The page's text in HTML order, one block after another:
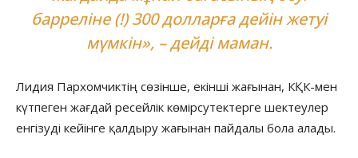
барреліне (!) 300 долларға дейін жетуі
мүмкін», – дейді маман.
Лидия Пархомчиктің сөзінше, екінші жағынан, КҚК-мен
күтпеген жағдай ресейлік көмірсутектерге шектеулер
енгізуді кейінге қалдыру жағынан пайдалы бола алады.